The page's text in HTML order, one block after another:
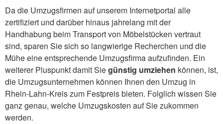
Da die Umzugsfirmen auf unserem Internetportal alle
zertifiziert und darüber hinaus jahrelang mit der
Handhabung beim Transport von Möbelstücken vertraut
sind, sparen Sie sich so langwierige Recherchen und die
Mühe eine entsprechende Umzugsfirma aufzufinden. Ein
weiterer Pluspunkt damit Siegünstig umziehen können, ist,
die Umzugsunternehmen können Ihnen den Umzug in
Rhein-Lahn-Kreis zum Festpreis bieten. Folglich wissen Sie
ganz genau, welche Umzugskosten auf Sie zukommen
werden.